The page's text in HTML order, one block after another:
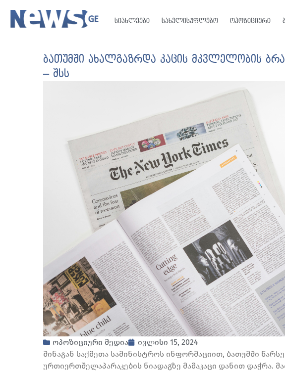
სიახლეები სახელისუფლებო ოპოზიციური
ბათუმში ახალგაზრდა კაცის მკვლელობის
– შსს
ოპოზიციური მედია
ივლისი 15, 2024
შინაგან საქმეთა სამინისტროს ინფორმაციით, ბათუმში
ურთიერთშელაპარაკების ნიადაგზე მამაკაცი დანით დაჭრა.